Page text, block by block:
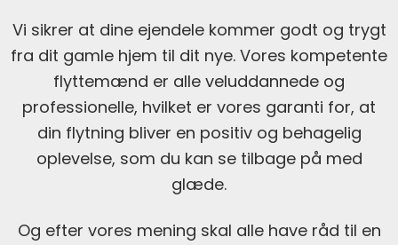
Vi sikrer at dine ejendele kommer godt og trygt
fra dit gamle hjem til dit nye. Vores kompetente
flyttemænd er alle veluddannede og
professionelle, hvilket er vores garanti for, at
din flytning bliver en positiv og behagelig
oplevelse, som du kan se tilbage på med
glæde.
Og efter vores mening skal alle have råd til en